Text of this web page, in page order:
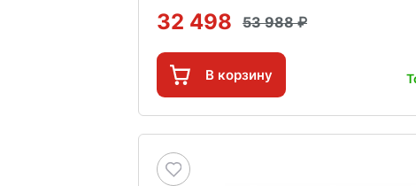
32 498 53 988
В корзину